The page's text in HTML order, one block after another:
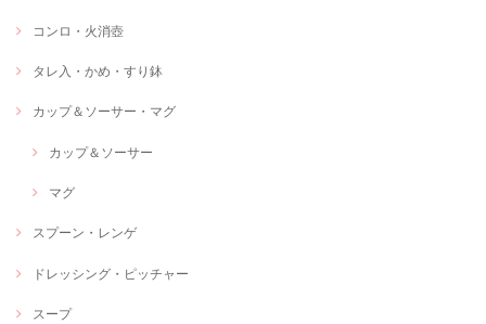
コンロ・火消壺
タレ入・かめ・すり鉢
カップ＆ソーサー・マグ
カップ＆ソーサー
マグ
スプーン・レンゲ
ドレッシング・ピッチャー
スープ